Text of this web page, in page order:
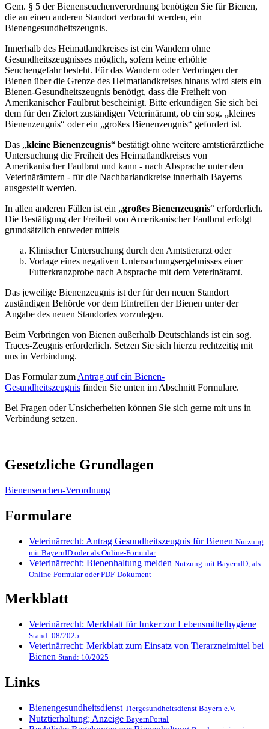
Gem. § 5 der Bienenseuchenverordnung benötigen Sie für Bienen,
die an einen anderen Standort verbracht werden, ein
Bienengesundheitszeugnis.
Innerhalb des Heimatlandkreises ist ein Wandern ohne
Gesundheitszeugnisses möglich, sofern keine erhöhte
Seuchengefahr besteht. Für das Wandern oder Verbringen der
Bienen über die Grenze des Heimatlandkreises hinaus wird stets ein
Bienen-Gesundheitszeugnis benötigt, dass die Freiheit von
Amerikanischer Faulbrut bescheinigt. Bitte erkundigen Sie sich bei
dem für den Zielort zuständigen Veterinäramt, ob ein sog. „kleines
Bienenzeugnis“ oder ein „großes Bienenzeugnis“ gefordert ist.
Das „kleine Bienenzeugnis“ bestätigt ohne weitere amtstierärztliche
Untersuchung die Freiheit des Heimatlandkreises von
Amerikanischer Faulbrut und kann - nach Absprache unter den
Veterinärämtern - für die Nachbarlandkreise innerhalb Bayerns
ausgestellt werden.
In allen anderen Fällen ist ein „großes Bienenzeugnis“ erforderlich.
Die Bestätigung der Freiheit von Amerikanischer Faulbrut erfolgt
grundsätzlich entweder mittels
Klinischer Untersuchung durch den Amtstierarzt oder
Vorlage eines negativen Untersuchungsergebnisses einer
Futterkranzprobe nach Absprache mit dem Veterinäramt.
Das jeweilige Bienenzeugnis ist der für den neuen Standort
zuständigen Behörde vor dem Eintreffen der Bienen unter der
Angabe des neuen Standortes vorzulegen.
Beim Verbringen von Bienen außerhalb Deutschlands ist ein sog.
Traces-Zeugnis erforderlich. Setzen Sie sich hierzu rechtzeitig mit
uns in Verbindung.
Das Formular zum Antrag auf ein Bienen-
Gesundheitszeugnis finden Sie unten im Abschnitt Formulare.
Bei Fragen oder Unsicherheiten können Sie sich gerne mit uns in
Verbindung setzen.
Gesetzliche Grundlagen
Bienenseuchen-Verordnung
Formulare
Veterinärrecht: Antrag Gesundheitszeugnis für Bienen Nutzung
mit BayernID oder als Online-Formular
Veterinärrecht: Bienenhaltung melden Nutzung mit BayernID, als
Online-Formular oder PDF-Dokument
Merkblatt
Veterinärrecht: Merkblatt für Imker zur Lebensmittelhygiene
Stand: 08/2025
Veterinärrecht: Merkblatt zum Einsatz von Tierarzneimittel bei
Bienen Stand: 10/2025
Links
Bienengesundheitsdienst Tiergesundheitsdienst Bayern e.V.
Nutztierhaltung; Anzeige BayernPortal